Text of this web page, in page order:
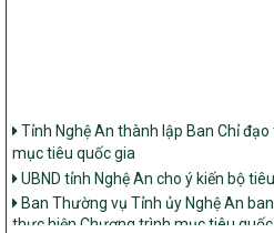
mục tiêu quốc gia
UBND tỉnh Nghệ An cho ý kiến bộ
Ban Thường vụ Tỉnh ủy Nghệ An
thực hiện Chương trình mục tiêu quốc
giảm nghèo bền vững và phát triển